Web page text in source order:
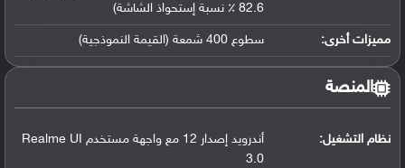
82.6 ٪ نسبة إستحواذ الشاشة)
مميزات أخرى: سطوع 400 شمعة (القيمة النموذجية)
المنصة
نظام التشغيل:
أندرويد إصدار 12 مع واجهة مستخدم Realme UI
3.0